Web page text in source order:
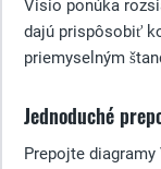
Visio ponúka
dajú prispôsobiť
priemyselným
Jednoduché
Prepojte